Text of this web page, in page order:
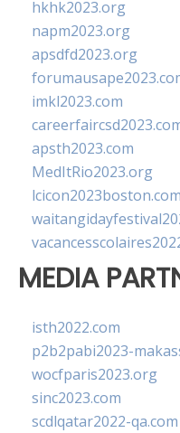
hkhk2023.org
napm2023.org
apsdfd2023.org
imkl2023.com
apsth2023.com
MedItRio2023.org
lcicon2023boston.com
MEDIA
isth2022.com
p2b2pabi2023-
wocfparis2023.org
sinc2023.com
scdlqatar2022-qa.com